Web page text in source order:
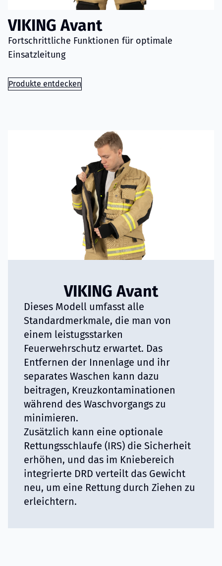
VIKING Avant
Fortschrittliche Funktionen für optimale
Einsatzleitung
Produkte entdecken
VIKING Avant
Dieses Modell umfasst alle
Standardmerkmale, die man von
einem leistugsstarken
Feuerwehrschutz erwartet. Das
Entfernen der Innenlage und ihr
separates Waschen kann dazu
beitragen, Kreuzkontaminationen
während des Waschvorgangs zu
minimieren.
Zusätzlich kann eine optionale
Rettungsschlaufe (IRS) die Sicherheit
erhöhen, und das im Kniebereich
integrierte DRD verteilt das Gewicht
neu, um eine Rettung durch Ziehen zu
erleichtern.